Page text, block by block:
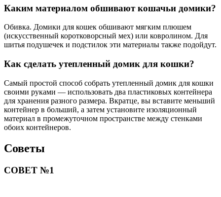
Каким материалом обшивают кошачьи домики?
Обивка. Домики для кошек обшивают мягким плюшем
(искусственный коротковорсный мех) или ковролином. Для
шитья подушечек и подстилок эти материалы также подойдут.
Как сделать утепленный домик для кошки?
Самый простой способ собрать утепленный домик для кошки
своими руками — использовать два пластиковых контейнера
для хранения разного размера. Вкратце, вы вставите меньший
контейнер в больший, а затем установите изоляционный
материал в промежуточном пространстве между стенками
обоих контейнеров.
Советы
СОВЕТ №1